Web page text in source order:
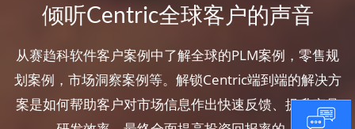
倾听Centric全球客户的声音
从赛趋科软件客户案例中了解全球的PLM案例，零售规
划案例，市场洞察案例等。解锁Centric端到端的解决方
案是如何帮助客户对市场信息作出快速反馈、提升产品